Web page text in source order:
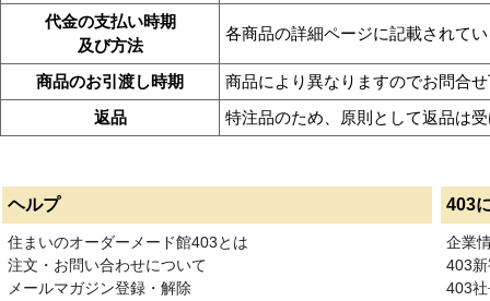
代金の支払い時期
及び方法
各商品の詳細ページに記載されて
商品のお引渡し時期
商品により異なりますのでお問合
返品
特注品のため、原則として返品は
ヘルプ 403
住まいのオーダーメード館403とは
注文・お問い合わせについて
メールマガジン登録・解除
企業
403
403